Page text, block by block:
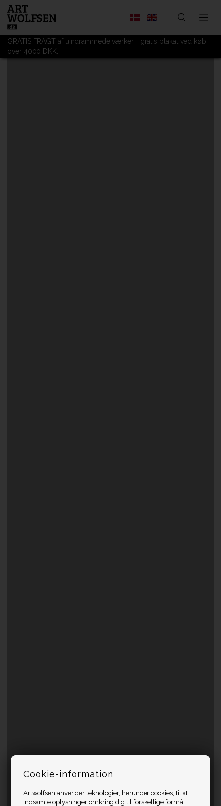
Cookie-information
Artwolfsen anvender teknologier, herunder cookies, til at
indsamle oplysninger omkring dig til forskellige formål.
GRATIS FRAGT af uindrammede værker + gratis plakat ved køb
over 4000 DKK.